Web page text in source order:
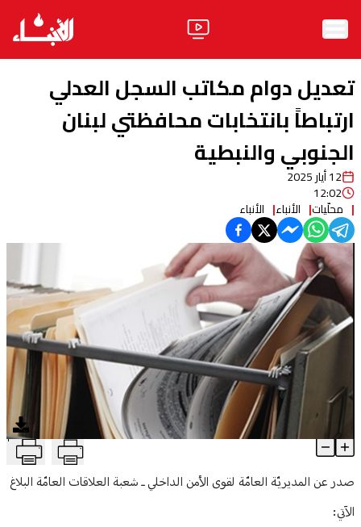
الأخبار
ثقافة ومجتمع
منوعات
آراء
فيديو
مواقف
وليد جنبلاطالحزب
ابحث
تعديل دوام مكاتب السجل العدلي
ارتباطاً بانتخابات محافظتي لبنان
الجنوبي والنبطية
12 أيار 2025
12:02
محلّيات الأنباء الأنباء
تعديل دوام مكاتب السجل العدلي ارتباطاً بانتخابات محافظتي لبنان T
Article Content
صدر عن المديريّة العامّة لقوى الأمن الداخلي ـ شعبة العلاقات العامّة البلاغ
الآتي: